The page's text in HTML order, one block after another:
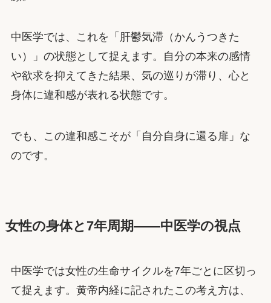
中医学では、これを「肝鬱気滞（かんうつきた
い）」の状態として捉えます。自分の本来の感情
や欲求を抑えてきた結果、気の巡りが滞り、心と
身体に違和感が表れる状態です。
でも、この違和感こそが「自分自身に還る扉」な
のです。
女性の身体と7年周期——中医学の視点
中医学では女性の生命サイクルを7年ごとに区切っ
て捉えます。黄帝内経に記されたこの考え方は、